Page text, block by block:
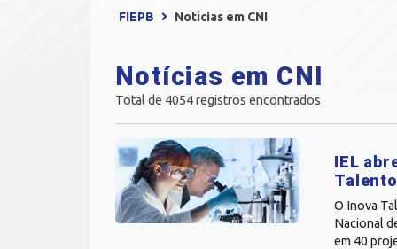
FIEPB Notícias em CNI
Notícias em CNI
Total de 4054 registros encontrados
IEL
O Inova
Nacional
em 40